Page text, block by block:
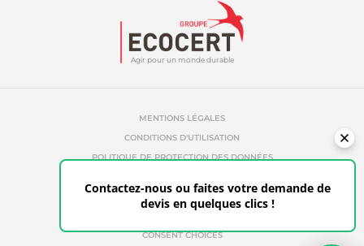
Agir pour un monde durable
MENTIONS LÉGALES
CONDITIONS D'UTILISATION
POLITIQUE DE PROTECTION DES DONNÉES
RÉFÉRENCES ABUSIVES
CONSENT CHOICES
Contactez-nous ou faites votre demande de
devis en quelques clics !